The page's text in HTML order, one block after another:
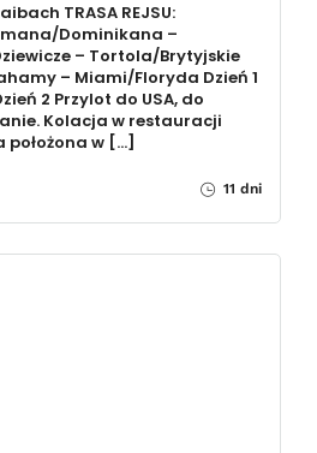
TRASA REJSU:
Dominikana –
– Tortola/Brytyjskie
– Miami/Floryda Dzień 1
2 Przylot do USA, do
Kolacja w restauracji
w […]
11 dni